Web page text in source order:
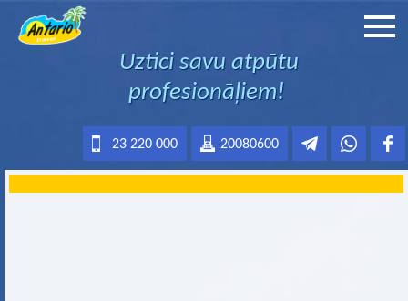
Uztici savu atpūtu
profesionāļiem!
20080600
23 220 000